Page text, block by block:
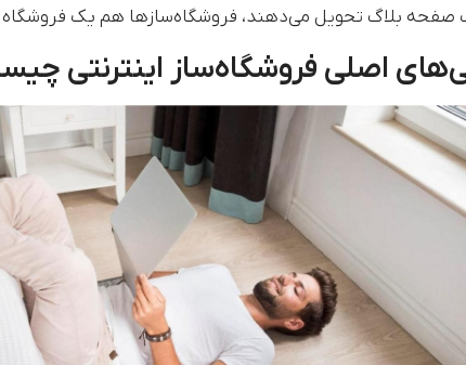
بلاگ تحویل می‌دهند، فروشگاه‌سازها هم یک فروشگاه
اصلی فروشگاه‌ساز اینترنتی